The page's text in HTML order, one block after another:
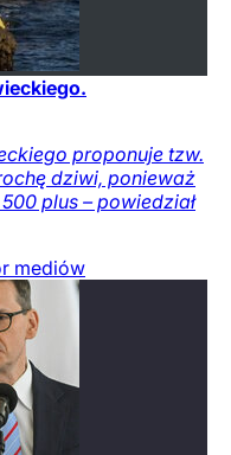
proponuje tzw.
dziwi, ponieważ
plus – powiedział
mediów